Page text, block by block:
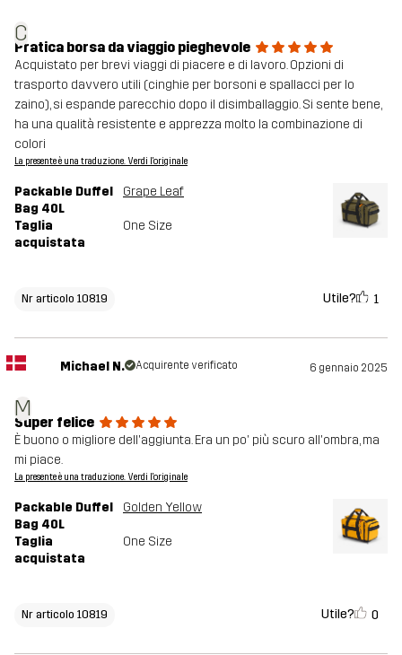
C
Pratica borsa da viaggio pieghevole
Acquistato per brevi viaggi di piacere e di lavoro. Opzioni di
trasporto davvero utili (cinghie per borsoni e spallacci per lo
zaino), si espande parecchio dopo il disimballaggio. Si sente bene,
ha una qualità resistente e apprezza molto la combinazione di
colori
La presente è una traduzione. Verdi l'originale
Packable Duffel
Bag 40L
Grape Leaf
Taglia
acquistata
One Size
Nr articolo 10819 Utile? 1
M
Michael N. Acquirente verificato 6 gennaio 2025
Super felice
È buono o migliore dell'aggiunta. Era un po' più scuro all'ombra, ma
mi piace.
La presente è una traduzione. Verdi l'originale
Packable Duffel
Bag 40L
Golden Yellow
Taglia
acquistata
One Size
Nr articolo 10819 Utile? 0